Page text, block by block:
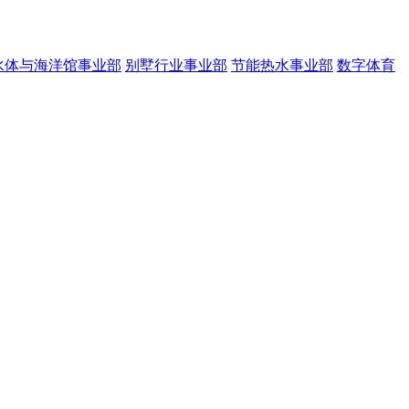
体与海洋馆事业部 别墅行业事业部 节能热水事业部 数字体育